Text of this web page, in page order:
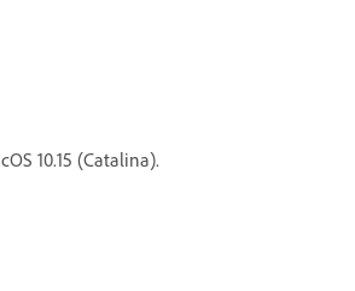
10.15 (Catalina).